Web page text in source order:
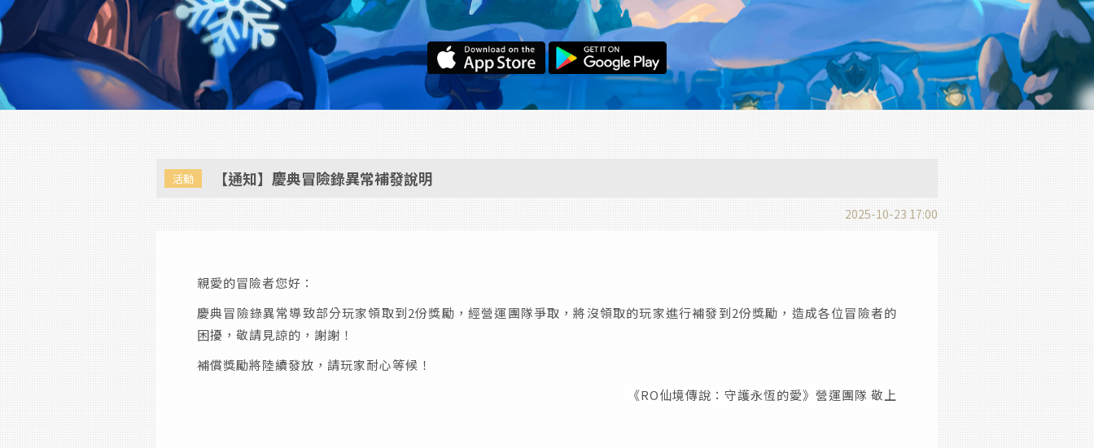
活動 【通知】慶典冒險錄異常補發說明
2025-10-23 17:00
親愛的冒險者您好：
慶典冒險錄異常導致部分玩家領取到2份獎勵，經營運團隊爭取，將沒領取的玩家進行補發到2份獎勵，造成各位冒險者的
困擾，敬請見諒的，謝謝！
補償獎勵將陸續發放，請玩家耐心等候！
《RO仙境傳說：守護永恆的愛》營運團隊 敬上